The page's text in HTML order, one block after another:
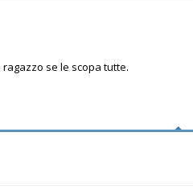
se le scopa tutte.